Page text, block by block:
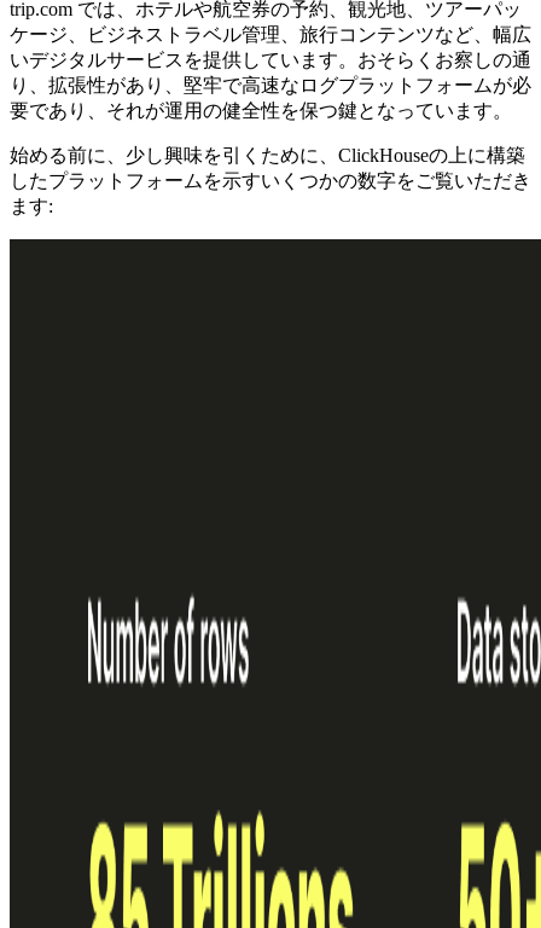
trip.com では、ホテルや航空券の予約、観光地、ツアーパッ
ケージ、ビジネストラベル管理、旅行コンテンツなど、幅広
いデジタルサービスを提供しています。おそらくお察しの通
り、拡張性があり、堅牢で高速なログプラットフォームが必
要であり、それが運用の健全性を保つ鍵となっています。
始める前に、少し興味を引くために、ClickHouseの上に構築
したプラットフォームを示すいくつかの数字をご覧いただき
ます: